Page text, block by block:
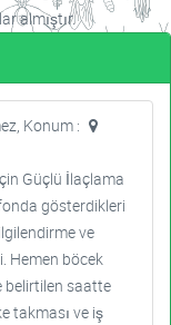
almıştır.
Konum :
Güçlü İlaçlama
gösterdikleri
ve
Hemen böcek
belirtilen saatte
takması ve iş